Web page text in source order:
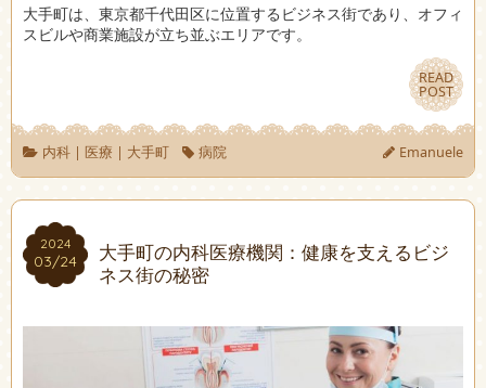
大手町は、東京都千代田区に位置するビジネス街であり、オフィ
スビルや商業施設が立ち並ぶエリアです。
READ
POST
READ
POST
内科| 医療 | 大手町 病院 Emanuele
2024
03/24
2024
03/24
大手町の内科医療機関：健康を支えるビジ
ネス街の秘密